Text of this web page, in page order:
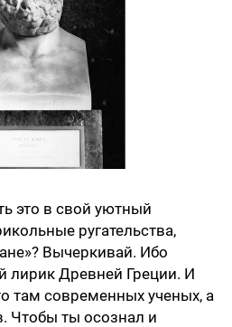
это в свой уютный
ругательства,
Вычеркивай. Ибо
лирик Древней Греции. И
там современных ученых, а
Чтобы ты осознал и